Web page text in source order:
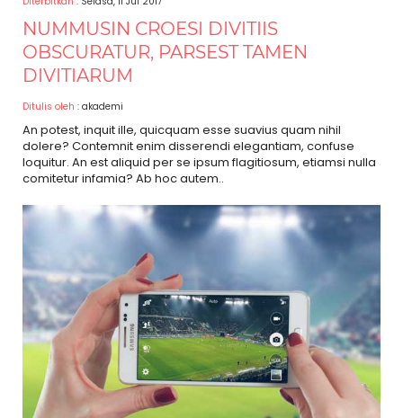
NUMMUSIN CROESI DIVITIIS
OBSCURATUR, PARSEST TAMEN
DIVITIARUM
Ditulis oleh : akademi
An potest, inquit ille, quicquam esse suavius quam nihil
dolere? Contemnit enim disserendi elegantiam, confuse
loquitur. An est aliquid per se ipsum flagitiosum, etiamsi nulla
comitetur infamia? Ab hoc autem..